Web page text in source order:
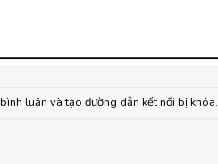
luận và tạo đường dẫn kết nối bị khóa.